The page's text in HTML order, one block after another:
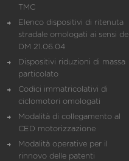
TMC
Elenco dispositivi di ritenuta
stradale omologati ai sensi del
DM 21.06.04
Dispositivi riduzioni di massa
particolato
Codici immatricolativi di
ciclomotori omologati
Modalità di collegamento al
CED motorizzazione
Modalità operative per il
rinnovo delle patenti